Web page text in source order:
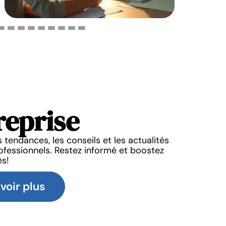
ENTREPRISE
Management
tirer de ses grands
25 juillet 2026
Où indiquer ses
entrepreneur sur
tendances, les conseils et les actualités
Restez informé et boostez
plus